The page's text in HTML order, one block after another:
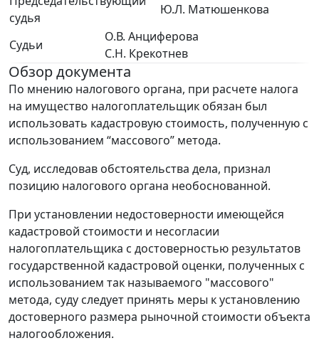
судья
Ю.Л. Матюшенкова
Судьи
О.В. Анциферова
С.Н. Крекотнев
Обзор документа
По мнению налогового органа, при расчете налога
на имущество налогоплательщик обязан был
использовать кадастровую стоимость, полученную с
использованием “массового” метода.
Суд, исследовав обстоятельства дела, признал
позицию налогового органа необоснованной.
При установлении недостоверности имеющейся
кадастровой стоимости и несогласии
налогоплательщика с достоверностью результатов
государственной кадастровой оценки, полученных с
использованием так называемого "массового"
метода, суду следует принять меры к установлению
достоверного размера рыночной стоимости объекта
налогообложения.